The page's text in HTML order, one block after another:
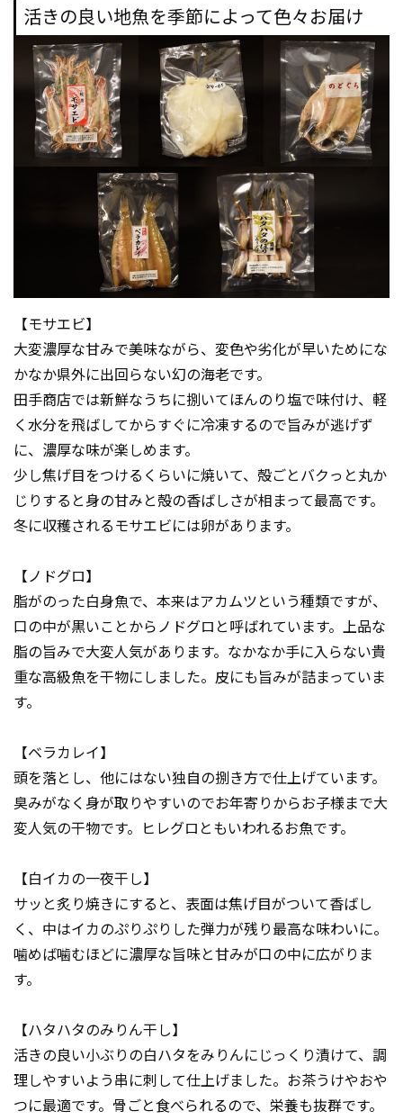
活きの良い地魚を季節によって色々お届け
【モサエビ】
大変濃厚な甘みで美味ながら、変色や劣化が早いためにな
かなか県外に出回らない幻の海老です。
田手商店では新鮮なうちに捌いてほんのり塩で味付け、軽
く水分を飛ばしてからすぐに冷凍するので旨みが逃げず
に、濃厚な味が楽しめます。
少し焦げ目をつけるくらいに焼いて、殻ごとバクっと丸か
じりすると身の甘みと殻の香ばしさが相まって最高です。
冬に収穫されるモサエビには卵があります。
【ノドグロ】
脂がのった白身魚で、本来はアカムツという種類ですが、
口の中が黒いことからノドグロと呼ばれています。上品な
脂の旨みで大変人気があります。なかなか手に入らない貴
重な高級魚を干物にしました。皮にも旨みが詰まっていま
す。
【ベラカレイ】
頭を落とし、他にはない独自の捌き方で仕上げています。
臭みがなく身が取りやすいのでお年寄りからお子様まで大
変人気の干物です。ヒレグロともいわれるお魚です。
【白イカの一夜干し】
サッと炙り焼きにすると、表面は焦げ目がついて香ばし
く、中はイカのぷりぷりした弾力が残り最高な味わいに。
噛めば噛むほどに濃厚な旨味と甘みが口の中に広がりま
す。
【ハタハタのみりん干し】
活きの良い小ぶりの白ハタをみりんにじっくり漬けて、調
理しやすいよう串に刺して仕上げました。お茶うけやおや
つに最適です。骨ごと食べられるので、栄養も抜群です。